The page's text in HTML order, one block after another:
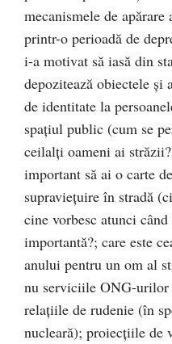
mecanismele de
printr-o perioadă de
i-a motivat să iasă din
depozitează obiectele și
de identitate la
spațiul public (cum se
ceilalți oameni ai
important să ai o carte
supraviețuire în stradă
cine vorbesc atunci
importantă?; care este
anului pentru un om al
nu serviciile ONG-
relațiile de rudenie (în
nucleară); proiecțiile de